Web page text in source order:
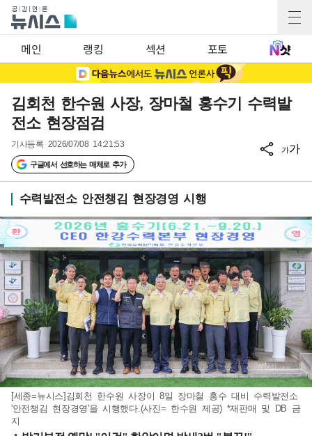
메인 랭킹 섹션 포토
김회천 한수원 사장, 장마철 홍수기 수력발
전소 현장점검
기사등록 2026/07/08 14:21:53
구글에서 선호하는 매체로 추가
가가
수력발전소 안전챙김 현장경영 시행
[세종=뉴시스]김회천 한수원 사장이 8일 장마철 홍수 대비 수력발전소
'안전챙김 현장경영'을 시행했다.(사진= 한수원 제공) *재판매 및 DB 금
지